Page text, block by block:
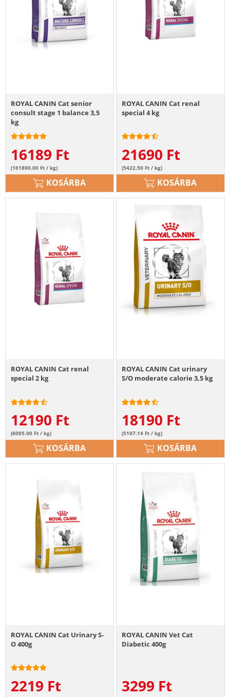
ROYAL CANIN Cat senior
consult stage 1 balance 3,5
kg
16189 Ft
(161890.00 Ft / kg)
KOSÁRBA
ROYAL CANIN Cat renal
special 4 kg
21690 Ft
(5422.50 Ft / kg)
KOSÁRBA
ROYAL CANIN Cat renal
special 2 kg
12190 Ft
(6095.00 Ft / kg)
KOSÁRBA
ROYAL CANIN Cat urinary
S/O moderate calorie 3,5 kg
18190 Ft
(5197.14 Ft / kg)
KOSÁRBA
ROYAL CANIN Cat Urinary S-
O 400g
2219 Ft
ROYAL CANIN Vet Cat
Diabetic 400g
3299 Ft